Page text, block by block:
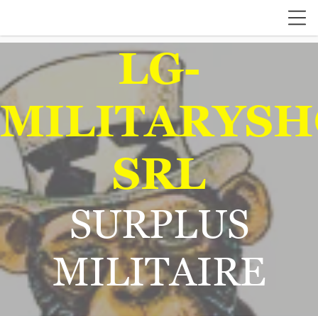
LG-
SRL
SURPLUS
MILITAIRE